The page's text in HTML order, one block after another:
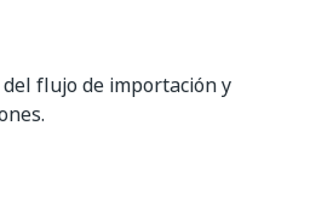
flujo de importación y